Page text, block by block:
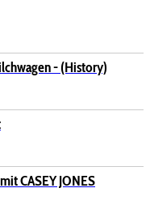
- (History)
CASEY JONES